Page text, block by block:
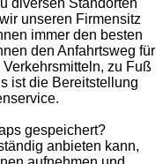
unseren Firmensitz
immer den besten
den Anfahrtsweg für
zu Fuß
ist die Bereitstellung
gespeichert?
anbieten kann,